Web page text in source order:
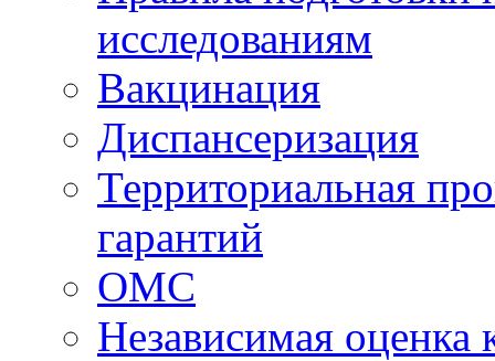
исследованиям
Вакцинация
Диспансеризация
Территориальная
гарантий
ОМС
Независимая оценка